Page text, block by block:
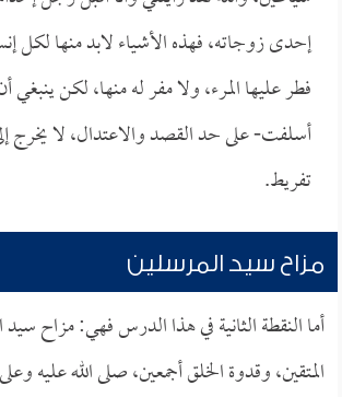
إحدى زوجاته، فهذه الأشياء لابد منها لكل
فطر عليها المرء، ولا مفر له منها، لكن ينبغي
أسلفت- على حد القصد والاعتدال، لا يخرج
تفريط.
مزاح سيد المرسلين
أما النقطة الثانية في هذا الدرس فهي: مزاح سيد
المتقين، وقدوة الخلق أجمعين، صلى الله عليه